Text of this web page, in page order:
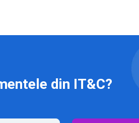
din IT&C?